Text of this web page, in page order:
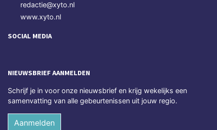
redactie@xyto.nl
www.xyto.nl
SOCIAL MEDIA
NIEUWSBRIEF AANMELDEN
Schrijf je in voor onze nieuwsbrief en krijg wekelijks een
samenvatting van alle gebeurtenissen uit jouw regio.
Aanmelden